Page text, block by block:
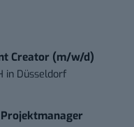
Creator (m/w/d)
in Düsseldorf